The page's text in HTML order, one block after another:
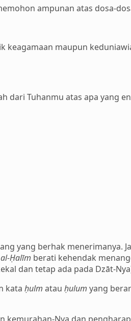
ampunan atas dosa-
keagamaan maupun
dari Tuhanmu atas apa yang
yang berhak menerimanya.
al-Ḥalīm berati kehendak
dan tetap ada pada Dzāt-
kata ḥulm atau ḥulum yang